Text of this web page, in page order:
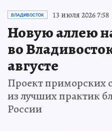
ВЛАДИВОСТОК 13 июля 2026 7:58
Новую аллею
во
августе
Проект приморских
из лучших практик
России